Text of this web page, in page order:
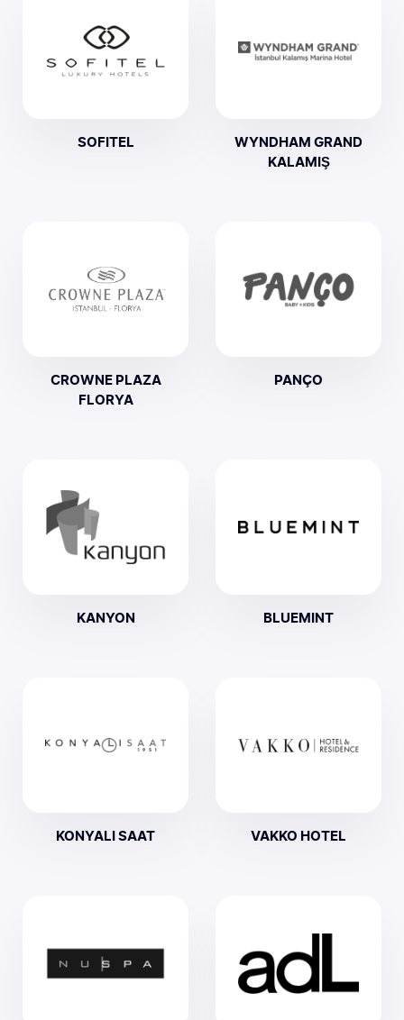
SOFITEL
WYNDHAM GRAND
KALAMIŞ
CROWNE PLAZA
FLORYA
PANÇO
KANYON BLUEMINT
KONYALI SAAT VAKKO HOTEL